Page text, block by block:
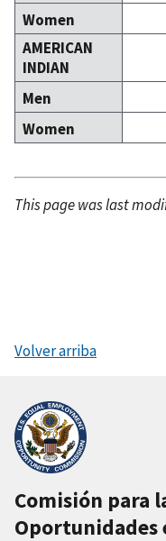
Women
AMERICAN
INDIAN
Men
Women
This page was last
Volver arriba
Comisión para
Oportunidades